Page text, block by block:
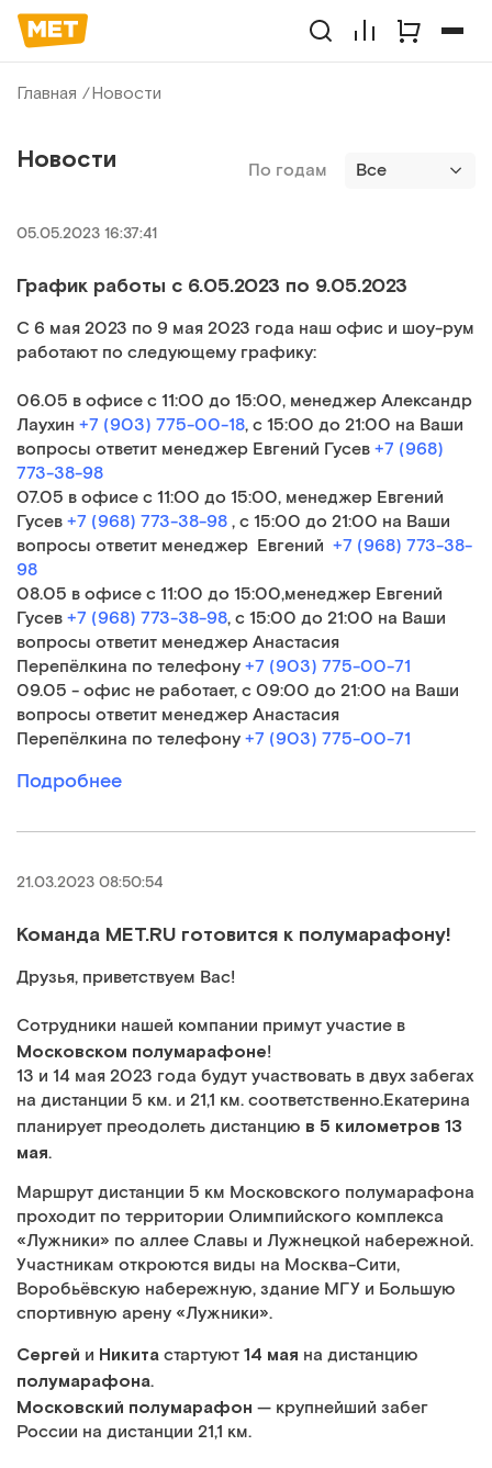
Главная Новости
Новости По годам Все
05.05.2023 16:37:41
График работы с 6.05.2023 по 9.05.2023
С 6 мая 2023 по 9 мая 2023 года наш офис и шоу-рум
работают по следующему графику:
06.05 в офисе с 11:00 до 15:00, менеджер Александр
Лаухин +7 (903) 775-00-18, с 15:00 до 21:00 на Ваши
вопросы ответит менеджер Евгений Гусев+7 (968)
773-38-98
07.05 в офисе с 11:00 до 15:00, менеджер Евгений
Гусев+7 (968) 773-38-98, с 15:00 до 21:00 на Ваши
вопросы ответит менеджер Евгений +7 (968) 773-38-
98
08.05 в офисе с 11:00 до 15:00,менеджер Евгений
Гусев+7 (968) 773-38-98, с 15:00 до 21:00 на Ваши
вопросы ответит менеджер Анастасия
Перепёлкина по телефону+7 (903) 775-00-71
09.05 - офис не работает, с 09:00 до 21:00 на Ваши
вопросы ответит менеджер Анастасия
Перепёлкина по телефону+7 (903) 775-00-71
Подробнее
21.03.2023 08:50:54
Команда MET.RU готовится к полумарафону!
Друзья, приветствуем Вас!
Сотрудники нашей компании примут участие в
Московском полумарафоне!
13 и 14 мая 2023 года будут участвовать в двух забегах
на дистанции 5 км. и 21,1 км. соответственно.Екатерина
планирует преодолеть дистанцию в 5 километров 13
мая.
Маршрут дистанции 5 км Московского полумарафона
проходит по территории Олимпийского комплекса
«Лужники» по аллее Славы и Лужнецкой набережной.
Участникам откроются виды на Москва-Сити,
Воробьёвскую набережную, здание МГУ и Большую
спортивную арену «Лужники».
Сергей и Никита стартуют 14 мая на дистанцию
полумарафона.
Московский полумарафон — крупнейший забег
России на дистанции 21,1 км.